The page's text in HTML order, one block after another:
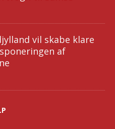
vil skabe klare
af